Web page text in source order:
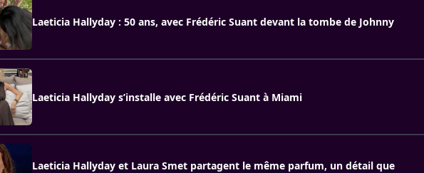
Laeticia Hallyday : 50 ans, avec Frédéric Suant devant la tombe de Johnny
Laeticia Hallyday s’installe avec Frédéric Suant à Miami
Laeticia Hallyday et Laura Smet partagent le même parfum, un détail que